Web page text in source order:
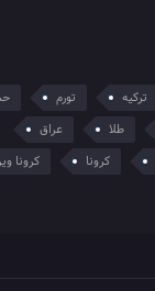
ترکیه تورم
طلا
عراق
کرونا
کرونا